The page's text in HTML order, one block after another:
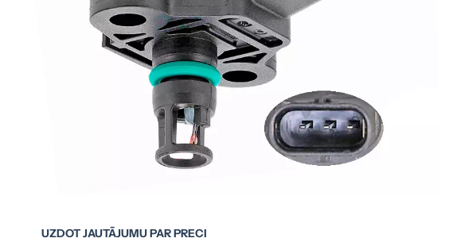
UZDOT JAUTĀJUMU PAR PRECI